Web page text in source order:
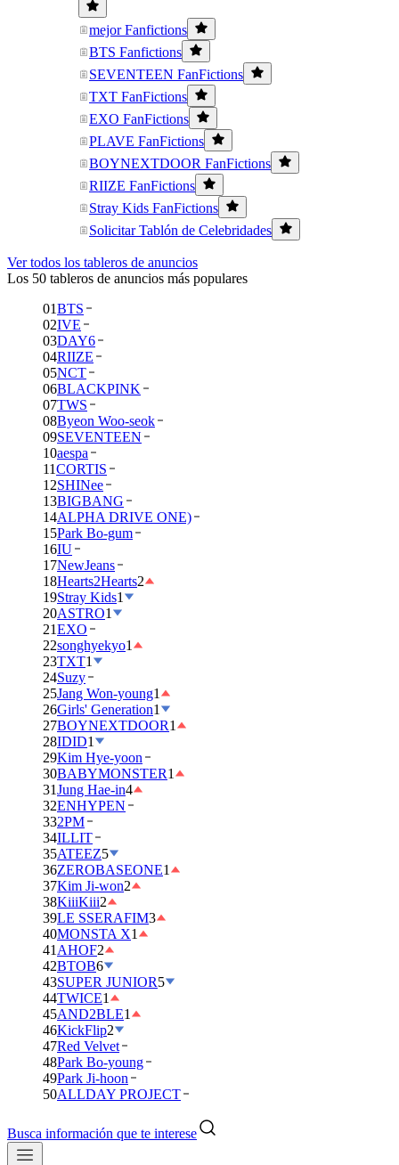
mejor Fanfictions
BTS Fanfictions
SEVENTEEN FanFictions
TXT FanFictions
EXO FanFictions
PLAVE FanFictions
BOYNEXTDOOR FanFictions
RIIZE FanFictions
Stray Kids FanFictions
Solicitar Tablón de Celebridades
Ver todos los tableros de anuncios
Los 50 tableros de anuncios más populares
01BTS
02IVE
03DAY6
04RIIZE
05NCT
06BLACKPINK
07TWS
08Byeon Woo-seok
09SEVENTEEN
10aespa
11CORTIS
12SHINee
13BIGBANG
14ALPHA DRIVE ONE)
15Park Bo-gum
16IU
17NewJeans
18Hearts2Hearts2
19Stray Kids1
20ASTRO1
21EXO
22songhyekyo1
23TXT1
24Suzy
25Jang Won-young1
26Girls' Generation1
27BOYNEXTDOOR1
28IDID1
29Kim Hye-yoon
30BABYMONSTER1
31Jung Hae-in4
32ENHYPEN
332PM
34ILLIT
35ATEEZ5
36ZEROBASEONE1
37Kim Ji-won2
38KiiiKiii2
39LE SSERAFIM3
40MONSTA X1
41 AHOF2
42BTOB6
43SUPER JUNIOR5
44TWICE1
45AND2BLE1
46KickFlip2
47Red Velvet
48Park Bo-young
49Park Ji-hoon
50ALLDAY PROJECT
Busca información que te interese